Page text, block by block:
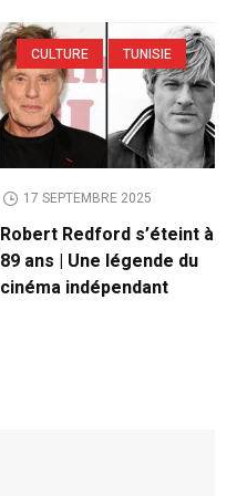
CULTURE TUNISIE
17 SEPTEMBRE 2025
Robert Redford s’éteint à
89 ans | Une légende du
cinéma indépendant